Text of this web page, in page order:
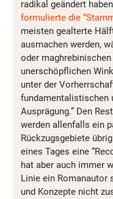
radikal geändert
formulierte die
meisten gealterte
ausmachen werden,
oder
unerschöpflichen
unter der
fundamentalistischen
Ausprägung.” Den
werden allenfalls ein
Rückzugsgebiete
eines Tages eine
hat aber auch immer
Linie ein Romanautor
und Konzepte nicht